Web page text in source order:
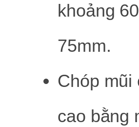
khoảng
75mm.
Chóp mũi
cao bằng